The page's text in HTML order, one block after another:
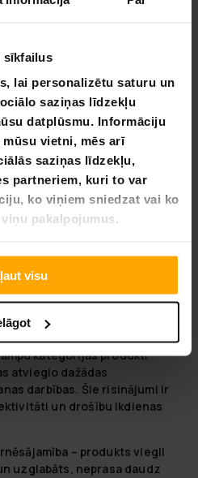
sīkfailus
lai personalizētu saturu un
saziņas līdzekļu
datplūsmu. Informāciju
vietni, mēs arī
saziņas līdzekļu,
partneriem, kuri to var
ko viņiem sniedzat vai ko
pakalpojumus.
visu
Nodrošina ilgu
atbalstīt līdz 200 kg
iššūkis yra kūrybos
efektyvios savarankiškos
iki malkų smulkintuvų,
galios jūsų projektams,
pasaulį taip, kaip jūs tai
ekspertų, tiek entuziastų,
į jūsų namus,
nebeliktų tik svajonėmis.
kalbama apie jūsų aplinkos
kad vienintelis ribas turėtų būti
kategorijas produkti
atvieglo dažādas
darbības. Šie risinājumi ir
un drošību ikdienas
– produkts viegli
uzglabāts, neprasa daudz